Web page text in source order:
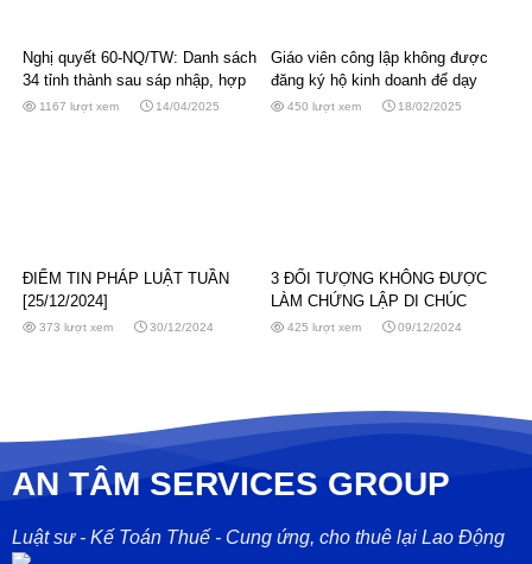
Nghị quyết 60-NQ/TW: Danh sách
34 tỉnh thành sau sáp nhập, hợp
nhất1167 lượt xem 14/04/2025
Giáo viên công lập không được
đăng ký hộ kinh doanh để dạy
thêm450 lượt xem 18/02/2025
ĐIỂM TIN PHÁP LUẬT TUẦN
[25/12/2024]
373 lượt xem 30/12/2024
3 ĐỐI TƯỢNG KHÔNG ĐƯỢC
LÀM CHỨNG LẬP DI CHÚC
THỪA KẾ NHÀ ĐẤT
425 lượt xem 09/12/2024
AN TÂM SERVICES GROUP
Luật sư - Kế Toán Thuế - Cung ứng, cho thuê lại Lao Động